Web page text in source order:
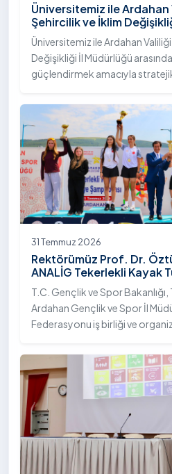
Üniversitemiz ile Ardahan
Şehircilik ve İklim
Arasında İş Birliği
Üniversitemiz ile Ardahan
Değişikliği İl Müdürlüğü
güçlendirmek amacıyla
31 Temmuz 2026
Rektörümüz Prof. Dr.
ANALİG Tekerlekli Kayak
Ödül Töreni’ne Katıldı
T.C. Gençlik ve Spor Bakanlığı,
Ardahan Gençlik ve Spor İl
Federasyonu iş birliği ve
Sezonu Tekerlekli Kayak
Temmuz 2026 tarihlerinde
Yerleşkesi ev sahipliğinde